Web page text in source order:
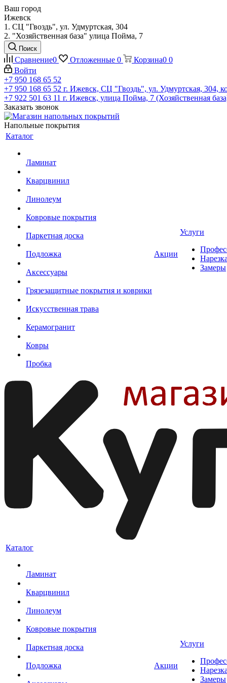
Ваш город
Ижевск
1. СЦ "Гвоздь", ул. Удмуртская, 304
2. "Хозяйственная база" улица Пойма, 7
Поиск
Сравнение0 Отложенные 0 Корзина0 0
Войти
+7 950 168 65 52
+7 950 168 65 52 г. Ижевск, СЦ "Гвоздь", ул. Удмуртская, 304,
+7 922 501 63 11 г. Ижевск, улица Пойма, 7 (Хозяйственная
Заказать звонок
Напольные покрытия
Каталог
Ламинат
Кварцвинил
Линолеум
Ковровые покрытия
Паркетная доска
Подложка
Аксессуары
Грязезащитные покрытия и коврики
Искусственная трава
Керамогранит
Ковры
Пробка
Акции
Услуги
Замеры
Каталог
Ламинат
Кварцвинил
Линолеум
Ковровые покрытия
Паркетная доска
Подложка Акции
Услуги
Замеры